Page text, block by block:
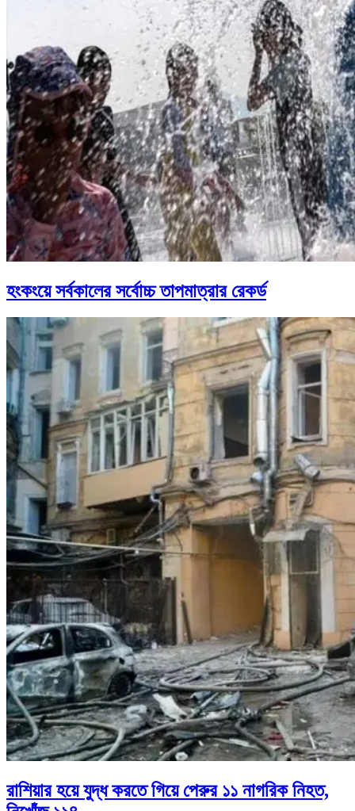
হংকংয়ে সর্বকালের সর্বোচ্চ তাপমাত্রার রেকর্ড
রাশিয়ার হয়ে যুদ্ধ করতে গিয়ে পেরুর ১১ নাগরিক নিহত,